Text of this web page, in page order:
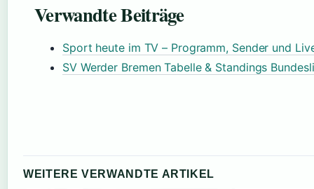
Verwandte Beiträge
Sport heute im TV – Programm, Sender und
SV Werder Bremen Tabelle & Standings
WEITERE VERWANDTE ARTIKEL